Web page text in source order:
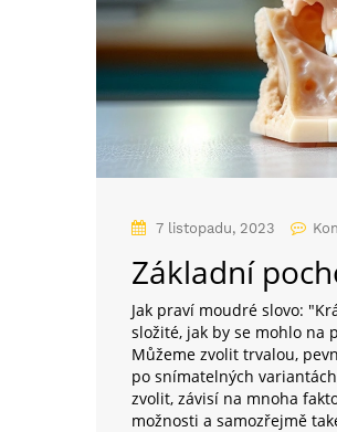
7 listopadu, 2023
Základní
Jak praví moudré slovo:
složité, jak by se mohlo na
Můžeme zvolit trvalou,
po snímatelných
zvolit, závisí na mnoha
možnosti a samozřejmě